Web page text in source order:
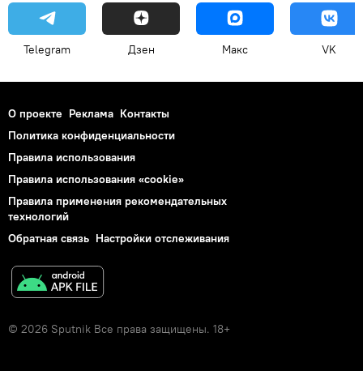
Telegram Дзен Макс VK
О проекте Реклама Контакты
Политика конфиденциальности
Правила использования
Правила использования «cookie»
Правила применения рекомендательных
технологий
Обратная связь Настройки отслеживания
© 2026 Sputnik Все права защищены. 18+